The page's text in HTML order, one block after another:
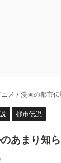
ニメ / 漫画の都市伝
都市伝説
のあまり知